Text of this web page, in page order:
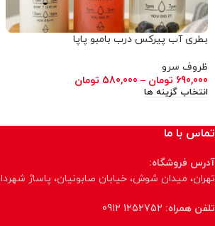
بطری آب پیرکس درب بامبو پاپا
ظروف سرو
690,000 تومان –
580,000 تومان
انتخاب گزینه ها
تماس با ما
آدرس فروشگاه:
تهران، میدان شوش، خیابان صابونیان، پاساژ شهرداری، طبقه
تلفن همراه: 1252752 0912